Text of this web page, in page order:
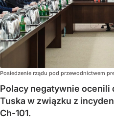
Posiedzenie rządu pod przewodnictwem
Polacy negatywnie ocenili
Tuska w związku z
Ch-101.